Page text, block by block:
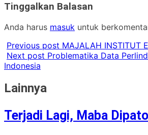
Tinggalkan Balasan
Anda harus masuk untuk
Previous post MAJALAH INSTITUT
Next post Problematika Data
Indonesia
Lainnya
Terjadi Lagi, Maba